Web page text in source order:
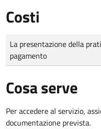
Costi
Tipo di pagamento
Importo
La presentazione della
pagamento
Cosa serve
Per accedere al servizio,
documentazione prevista.